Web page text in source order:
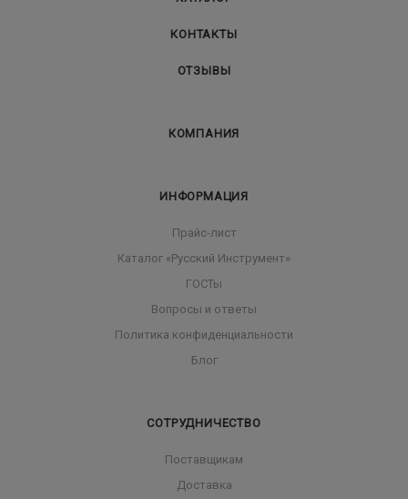
КОНТАКТЫ
ОТЗЫВЫ
КОМПАНИЯ
ИНФОРМАЦИЯ
Прайс-лист
Каталог «Русский Инструмент»
ГОСТы
Вопросы и ответы
Политика конфиденциальности
Блог
СОТРУДНИЧЕСТВО
Поставщикам
Доставка